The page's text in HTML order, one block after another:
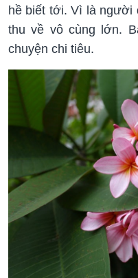
hề biết tới. Vì là người
thu về vô cùng lớn.
chuyện chi tiêu.